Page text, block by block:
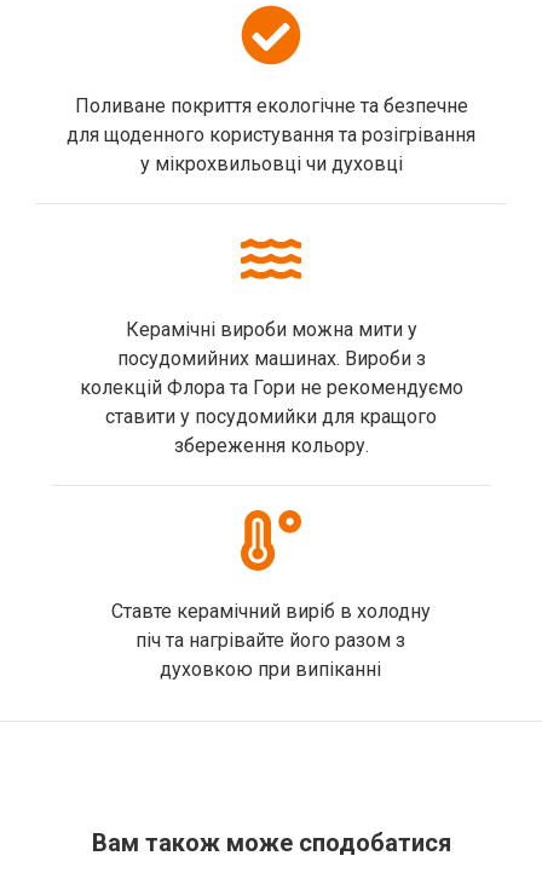
Поливане покриття екологічне та безпечне
для щоденного користування та розігрівання
у мікрохвильовці чи духовці
Керамічні вироби можна мити у
посудомийних машинах. Вироби з
колекцій Флора та Гори не рекомендуємо
ставити у посудомийки для кращого
збереження кольору.
Ставте керамічний виріб в холодну
піч та нагрівайте його разом з
духовкою при випіканні
Вам також може сподобатися​